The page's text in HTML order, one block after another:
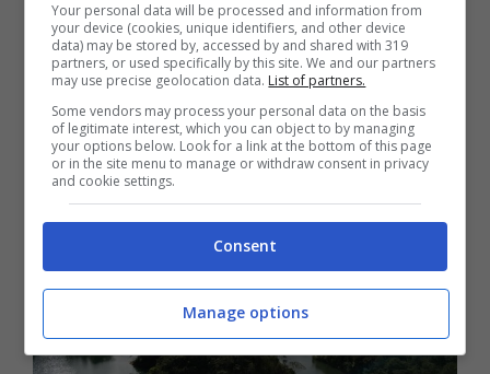
visitar sus montañas cubiertas de selva
tropical.
3. Santa Cruz de Yojoa
Your personal data will be processed and information from
your device (cookies, unique identifiers, and other device
data) may be stored by, accessed by and shared with 319
partners, or used specifically by this site. We and our partners
may use precise geolocation data. List of partners.
Some vendors may process your personal data on the basis
of legitimate interest, which you can object to by managing
your options below. Look for a link at the bottom of this page
or in the site menu to manage or withdraw consent in privacy
and cookie settings.
Consent
Manage options